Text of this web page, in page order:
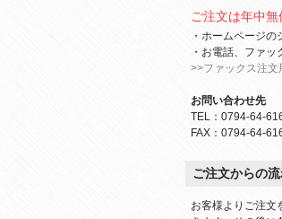
ご注文は年中無
・ホームページの
・お電話、ファッ
>>ファックス注文
お問い合わせ先
TEL：0794-64-
FAX：0794-64-
ご注文からの
お客様よりご注文